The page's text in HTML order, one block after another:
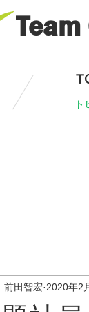
Team
前田智宏 2020年2